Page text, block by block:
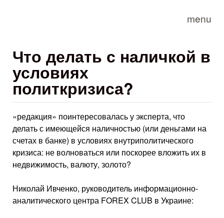
menu
Что делать с наличкой в
условиях
политкризиса?
«редакция» поинтересовалась у эксперта, что
делать с имеющейся наличностью (или деньгами на
счетах в банке) в условиях внутриполитического
кризиса: не волноваться или поскорее вложить их в
недвижимость, валюту, золото?
Николай Ивченко, руководитель информационно-
аналитического центра FOREX CLUB в Украине: